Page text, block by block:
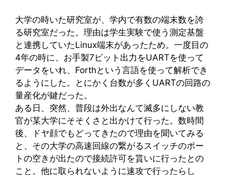
大学の時いた研究室が、学内で有数の端末数を誇
る研究室だった。理由は学生実験で使う測定基盤
と連携していたLinux端末があったため。一度目の
4年の時に、お手製7ビット出力をUARTを使って
データをいれ、Forthという言語を使って解析でき
るようにした。とにかく台数が多くUARTの回路の
量産化が鍵だった。
ある日、突然、普段は外出なんて滅多にしない教
官が某大学にそそくさと出かけて行った。数時間
後、ドヤ顔でもどってきたので理由を聞いてみる
と、その大学の高速回線の繋がるスイッチのポー
トの空きが出たので接続許可を貰いに行ったとの
こと。他に取られないように速攻で行ったらし